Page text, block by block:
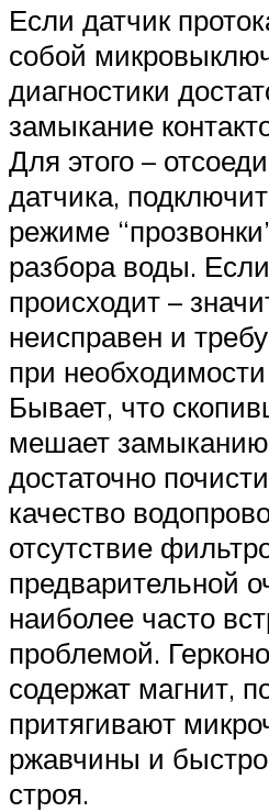
Если датчик
собой
диагностики
замыкание
Для этого –
датчика,
режиме
разбора воды.
происходит –
неисправен и
при
Бывает, что
мешает замыканию
достаточно
качество
отсутствие
предварительной
наиболее часто
проблемой.
содержат магнит,
притягивают
ржавчины и
строя.